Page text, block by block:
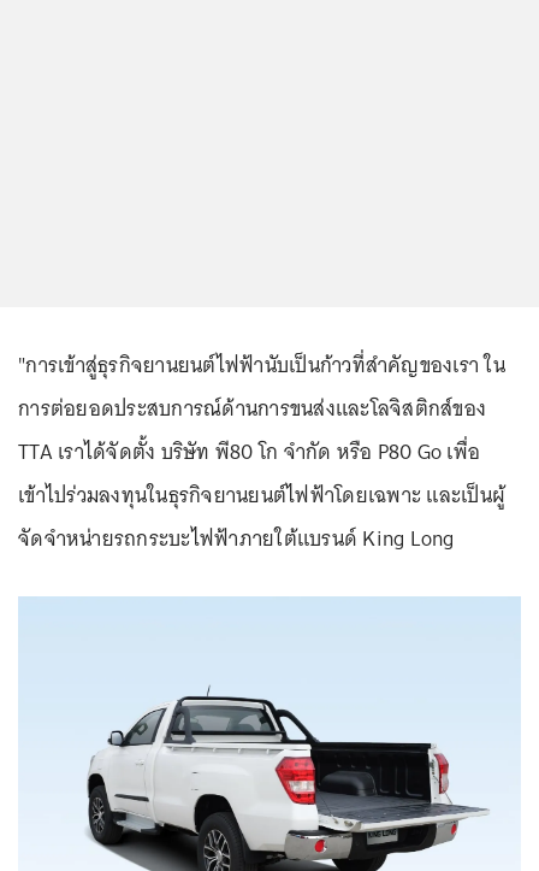
"การเข้าสู่ธุรกิจยานยนต์ไฟฟ้านับเป็นก้าวที่สำคัญของเรา ใน
การต่อยอดประสบการณ์ด้านการขนส่งและโลจิสติกส์ของ
TTA เราได้จัดตั้ง บริษัท พี80 โก จำกัด หรือ P80 Go เพื่อ
เข้าไปร่วมลงทุนในธุรกิจยานยนต์ไฟฟ้าโดยเฉพาะ และเป็นผู้
จัดจำหน่ายรถกระบะไฟฟ้าภายใต้แบรนด์ King Long